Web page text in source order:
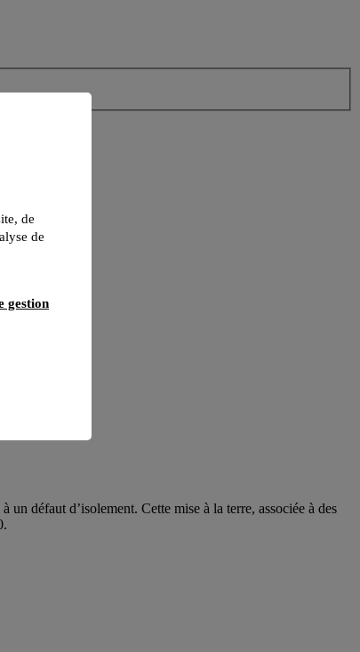
un défaut d’isolement. Cette mise à la terre, associée à des
de
de
gestion